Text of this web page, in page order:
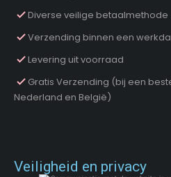
Diverse veilige betaalmethode
Verzending binnen een
Levering uit voorraad
Gratis Verzending (bij een
Nederland en België)
Veiligheid en privacy